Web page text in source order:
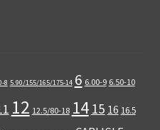
8 5.90/155/165/175-14 6 6.00-9 6.50-10
12 12.5/80-18 14 15 16 16.5